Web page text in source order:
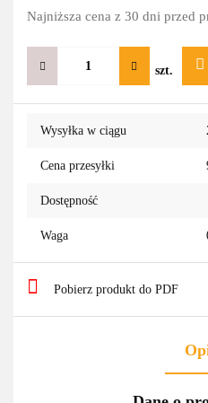
Najniższa cena z 30 dni przed
szt.
Wysyłka w ciągu
Cena przesyłki
Dostępność
Waga
Pobierz produkt do PDF